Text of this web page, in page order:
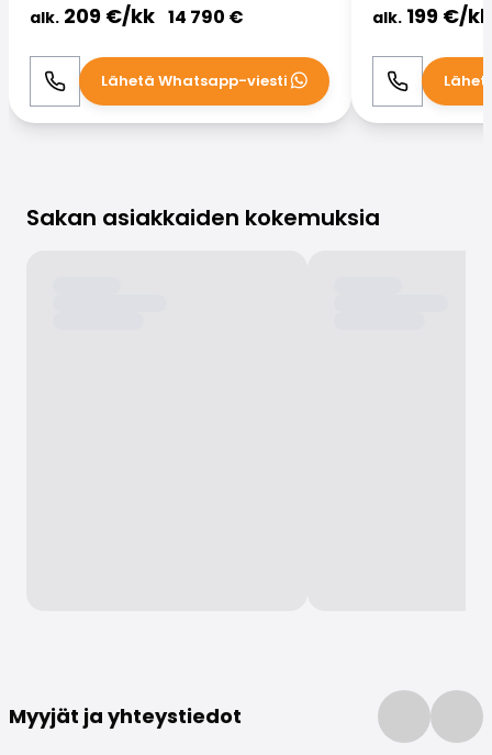
alk. 209 €/kk 14 790 €
Soita WhatsApp
Lähetä Whatsapp-viesti
alk. 199 €/kk
Soita
Sakan asiakkaiden kokemuksia
Myyjät ja yhteystiedot